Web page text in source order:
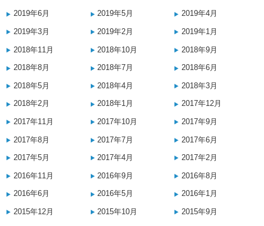
2019年6月 2019年5月 2019年4月
2019年3月 2019年2月 2019年1月
2018年11月 2018年10月 2018年9月
2018年8月 2018年7月 2018年6月
2018年5月 2018年4月 2018年3月
2018年2月 2018年1月 2017年12月
2017年11月 2017年10月 2017年9月
2017年8月 2017年7月 2017年6月
2017年5月 2017年4月 2017年2月
2016年11月 2016年9月 2016年8月
2016年6月 2016年5月 2016年1月
2015年12月 2015年10月 2015年9月